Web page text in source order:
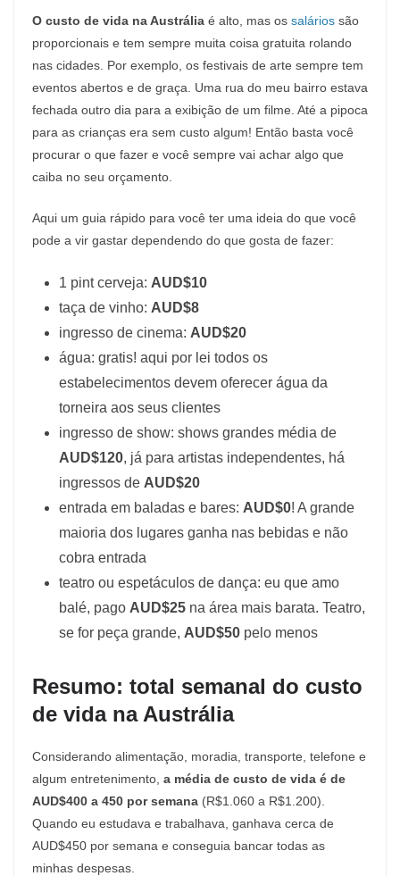
O custo de vida na Austrália é alto, mas os salários são
proporcionais e tem sempre muita coisa gratuita rolando
nas cidades. Por exemplo, os festivais de arte sempre tem
eventos abertos e de graça. Uma rua do meu bairro estava
fechada outro dia para a exibição de um filme. Até a pipoca
para as crianças era sem custo algum! Então basta você
procurar o que fazer e você sempre vai achar algo que
caiba no seu orçamento.
Aqui um guia rápido para você ter uma ideia do que você
pode a vir gastar dependendo do que gosta de fazer:
1 pint cerveja: AUD$10
taça de vinho: AUD$8
ingresso de cinema: AUD$20
água: gratis! aqui por lei todos os
estabelecimentos devem oferecer água da
torneira aos seus clientes
ingresso de show: shows grandes média de
AUD$120, já para artistas independentes, há
ingressos de AUD$20
entrada em baladas e bares: AUD$0! A grande
maioria dos lugares ganha nas bebidas e não
cobra entrada
teatro ou espetáculos de dança: eu que amo
balé, pago AUD$25 na área mais barata. Teatro,
se for peça grande, AUD$50 pelo menos
Resumo: total semanal do custo
de vida na Austrália
Considerando alimentação, moradia, transporte, telefone e
algum entretenimento, a média de custo de vida é de
AUD$400 a 450 por semana (R$1.060 a R$1.200).
Quando eu estudava e trabalhava, ganhava cerca de
AUD$450 por semana e conseguia bancar todas as
minhas despesas.